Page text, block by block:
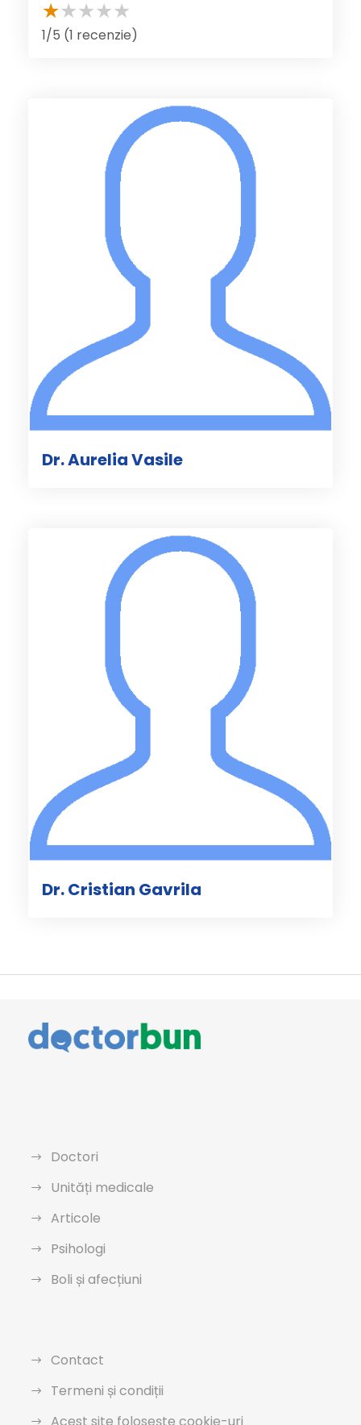
1/5 (1 recenzie)
Dr. Aurelia Vasile
Dr. Cristian Gavrila
Doctori
Unități medicale
Articole
Psihologi
Boli și afecțiuni
Contact
Termeni și condiții